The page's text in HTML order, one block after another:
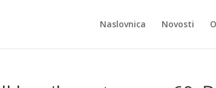
Naslovnica Novosti